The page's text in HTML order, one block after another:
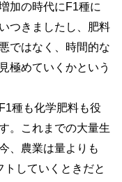
加の時代にF1種に
つきましたし、肥料
ではなく、時間的な
極めていくかという
種も化学肥料も役
。これまでの大量生
、農業は量よりも
していくときだと